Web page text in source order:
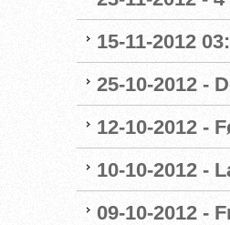
15-11-2012
25-10-2012 -
12-10-2012 -
10-10-2012 -
09-10-2012 -